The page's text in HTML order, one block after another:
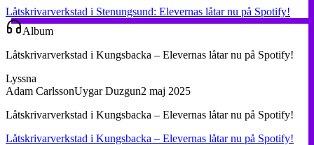
Låtskrivarverkstad i Stenungsund: Elevernas låtar nu på Spotify!
Album
Låtskrivarverkstad i Kungsbacka – Elevernas låtar nu på Spotify!
Lyssna
Adam CarlssonUygar Duzgun2 maj 2025
Låtskrivarverkstad i Kungsbacka – Elevernas låtar nu på Spotify!
Låtskrivarverkstad i Kungsbacka – Elevernas låtar nu på Spotify!